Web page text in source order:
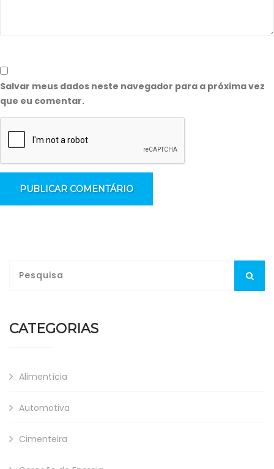
Salvar meus dados neste navegador para a próxima vez
que eu comentar.
CATEGORIAS
Alimentícia
Automotiva
Cimenteira